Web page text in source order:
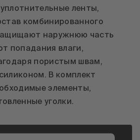
ленты,
комбинированного
наружнюю часть
попадания влаги,
пористым швам,
В комплект
элементы,
уголки.